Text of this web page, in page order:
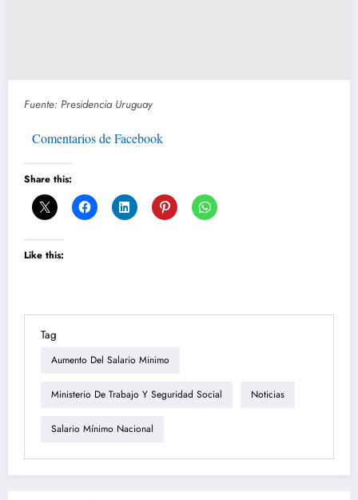
Fuente: Presidencia Uruguay
Comentarios de Facebook
Share this:
Like this:
Tag
Aumento Del Salario Minimo
Ministerio De Trabajo Y Seguridad Social Noticias
Salario Mínimo Nacional